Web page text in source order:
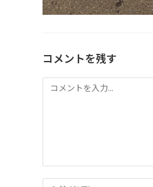
コメントを残す